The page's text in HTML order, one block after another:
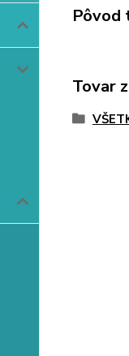
Pôvod
Tovar